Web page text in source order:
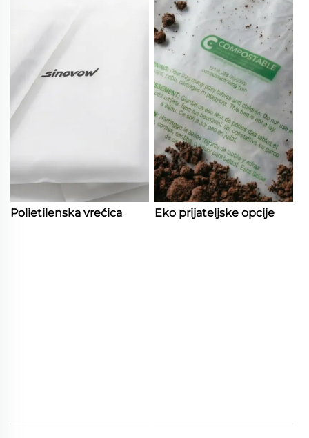
Polietilenska vrećica Eko prijateljske opcije